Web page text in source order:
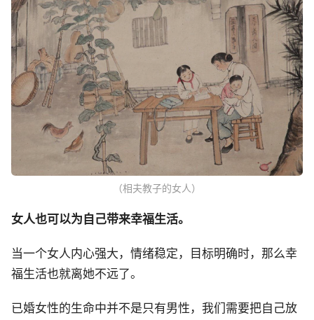
（相夫教子的女人）
女人也可以为自己带来幸福生活。
当一个女人内心强大，情绪稳定，目标明确时，那么幸
福生活也就离她不远了。
已婚女性的生命中并不是只有男性，我们需要把自己放